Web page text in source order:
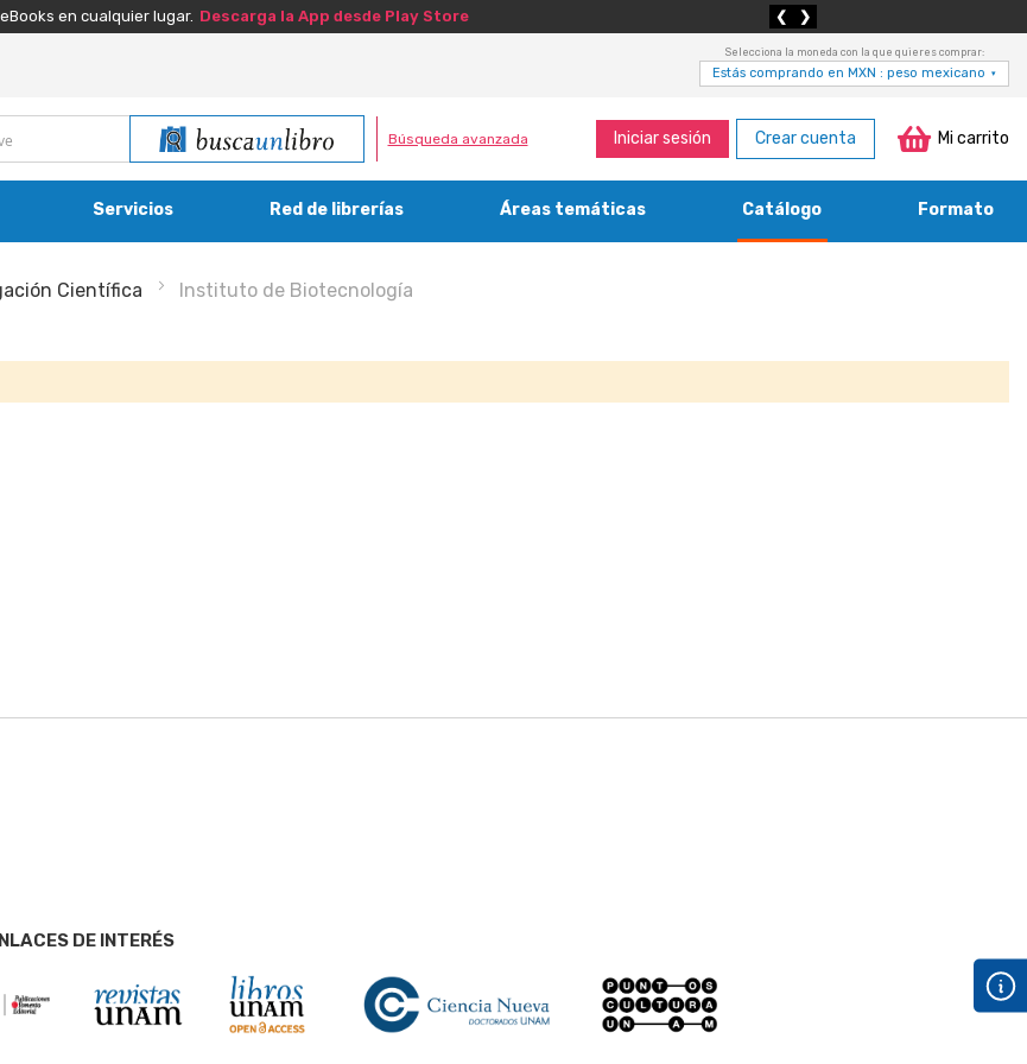
en cualquier lugar. Descarga la App desde Play Store ❮ ❯
Selecciona la moneda con la que quieres comprar:
Estás comprando en MXN : peso mexicano ▾
Búsqueda avanzada Iniciar sesión Crear cuenta Mi carrito
Servicios Red de librerías Áreas temáticas Catálogo Formato
Científica Instituto de Biotecnología
DE INTERÉS